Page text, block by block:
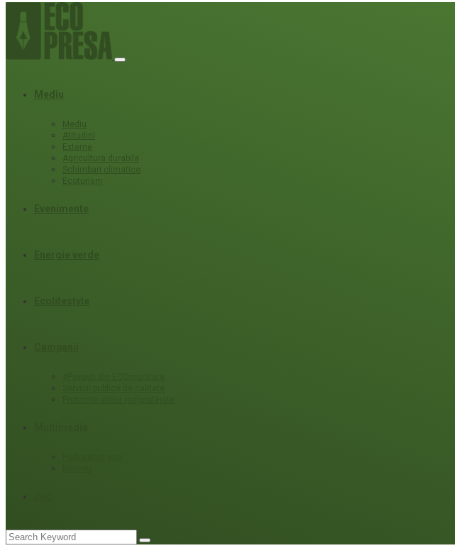
Mediu
Mediu
Atitudini
Externe
Agricultura durabila
Schimbari climatice
Ecoturism